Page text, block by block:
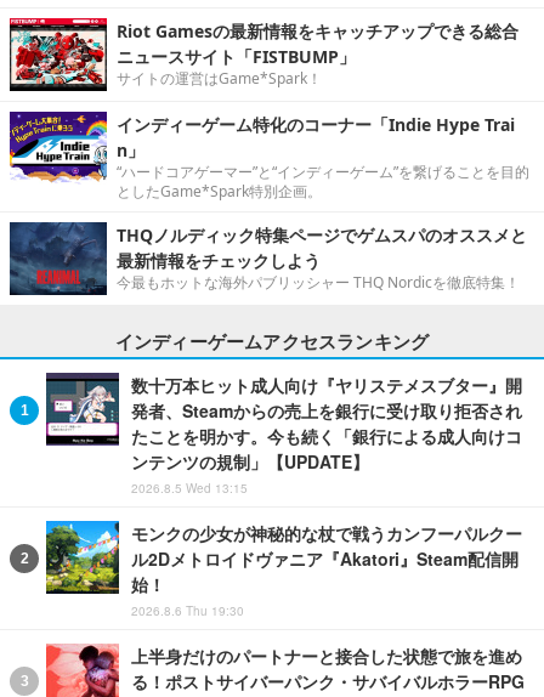
Riot Gamesの最新情報をキャッチアップできる総合
ニュースサイト「FISTBUMP」
サイトの運営はGame*Spark！
インディーゲーム特化のコーナー「Indie Hype Trai
n」
“ハードコアゲーマー”と“インディーゲーム”を繋げることを目的
としたGame*Spark特別企画。
THQノルディック特集ページでゲムスパのオススメと
最新情報をチェックしよう
今最もホットな海外パブリッシャー THQ Nordicを徹底特集！
インディーゲームアクセスランキング
数十万本ヒット成人向け『ヤリステメスブター』開
発者、Steamからの売上を銀行に受け取り拒否され
たことを明かす。今も続く「銀行による成人向けコ
ンテンツの規制」【UPDATE】
2026.8.5 Wed 13:15
モンクの少女が神秘的な杖で戦うカンフーパルクー
ル2Dメトロイドヴァニア『Akatori』Steam配信開
始！
2026.8.6 Thu 19:30
上半身だけのパートナーと接合した状態で旅を進め
る！ポストサイバーパンク・サバイバルホラーRPG